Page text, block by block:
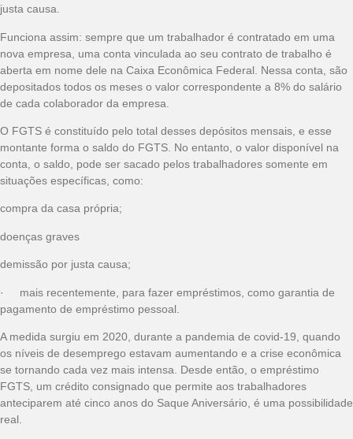
justa causa.
Funciona assim: sempre que um trabalhador é contratado em uma
nova empresa, uma conta vinculada ao seu contrato de trabalho é
aberta em nome dele na Caixa Econômica Federal. Nessa conta, são
depositados todos os meses o valor correspondente a 8% do salário
de cada colaborador da empresa.
O FGTS é constituído pelo total desses depósitos mensais, e esse
montante forma o saldo do FGTS. No entanto, o valor disponível na
conta, o saldo, pode ser sacado pelos trabalhadores somente em
situações específicas, como:
compra da casa própria;
doenças graves
demissão por justa causa;
· mais recentemente, para fazer empréstimos, como garantia de
pagamento de empréstimo pessoal.
A medida surgiu em 2020, durante a pandemia de covid-19, quando
os níveis de desemprego estavam aumentando e a crise econômica
se tornando cada vez mais intensa. Desde então, o empréstimo
FGTS, um crédito consignado que permite aos trabalhadores
anteciparem até cinco anos do Saque Aniversário, é uma possibilidade
real.